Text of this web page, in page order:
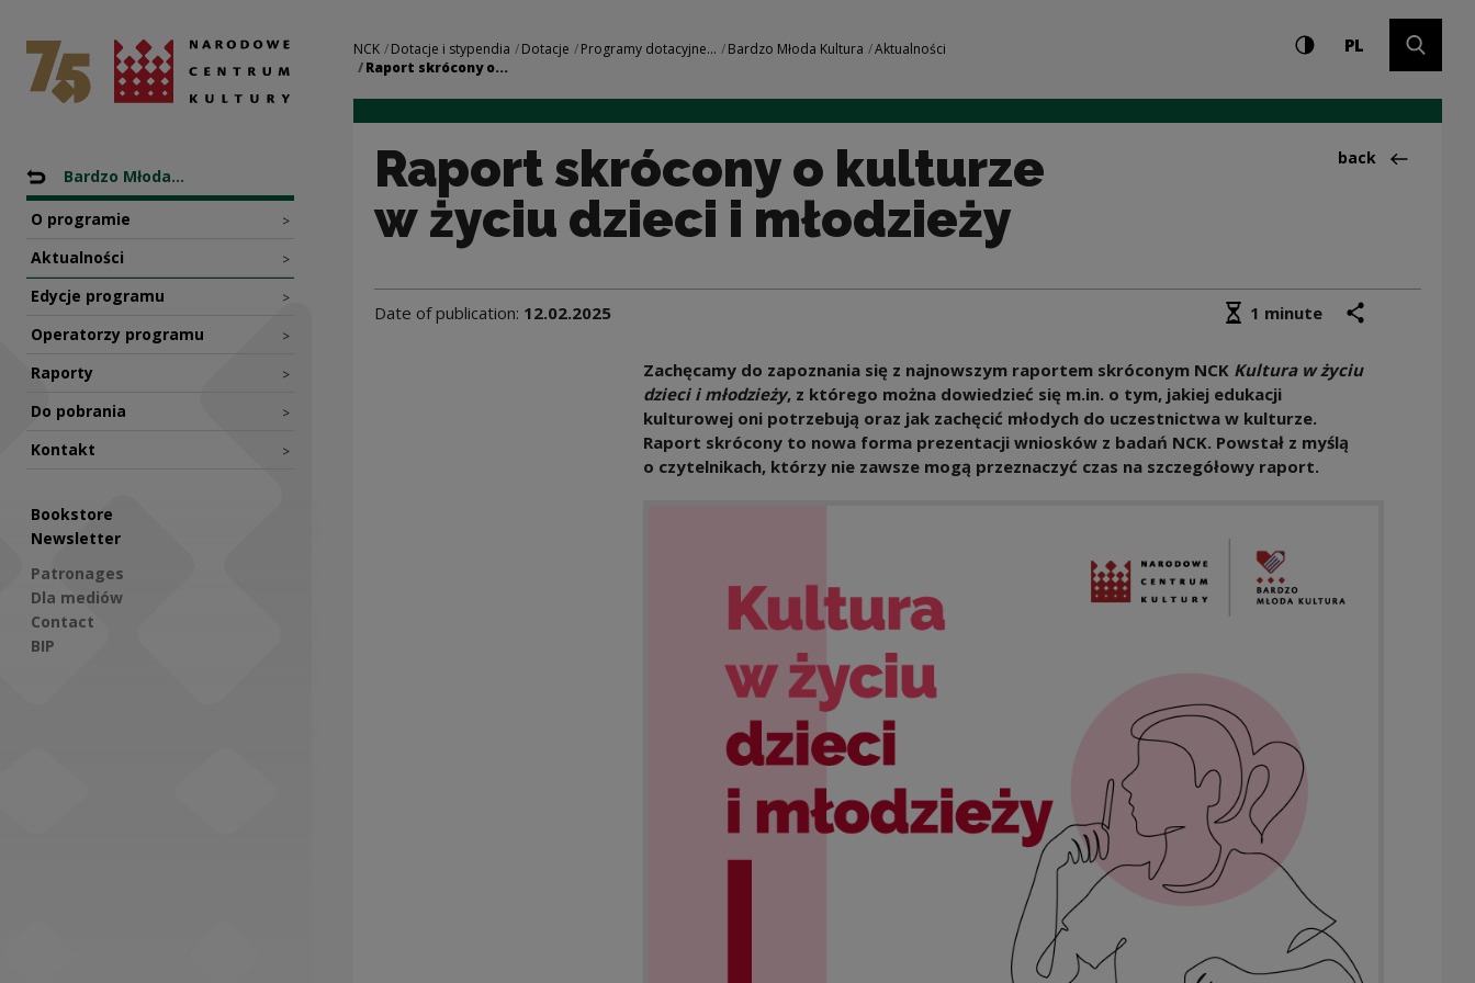
Raport skrócony o kulturze w życiu dzieci i młodzieży |
National Centre for Culture Poland
Nawigacja
Back to: Programy dotacyjne NCK
Bardzo Młoda...
O programie >
Aktualności >
Edycje programu >
Operatorzy programu >
Raporty >
Do pobrania >
Kontakt >
Bookstore
Newsletter
Patronages
Dla mediów
Contact
BIP
Navigation
NCK Dotacje i stypendia Dotacje Programy dotacyjne... Bardzo Młoda Kultura
Aktualności
Raport skrócony o...
Settings and search
High contrast
PLCHANGE
Raport skrócony o kulturze
w życiu dzieci i młodzieży
Back
back
Date of publication: 12.02.2025 Średni czas czytania
1 minute
Zachęcamy do zapoznania się z najnowszym raportem skróconym NCK Kultura w życiu
dzieci i młodzieży, z którego można dowiedzieć się m.in. o tym, jakiej edukacji
kulturowej oni potrzebują oraz jak zachęcić młodych do uczestnictwa w kulturze.
Raport skrócony to nowa forma prezentacji wniosków z badań NCK. Powstał z myślą
o czytelnikach, którzy nie zawsze mogą przeznaczyć czas na szczegółowy raport.